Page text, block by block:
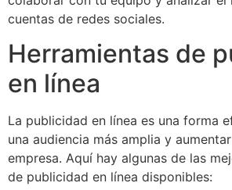
cuentas de redes sociales.
Herramientas de
en línea
La publicidad en línea es una forma
una audiencia más amplia y
empresa. Aquí hay algunas de las
de publicidad en línea disponibles: